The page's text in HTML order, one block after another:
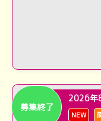
募集終了
2026年
NEW